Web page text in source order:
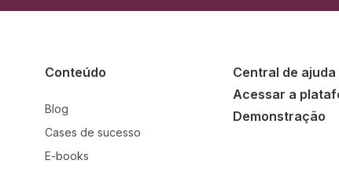
Conteúdo
Blog
Cases de sucesso
E-books
Central de ajuda
Acessar a
Demonstração